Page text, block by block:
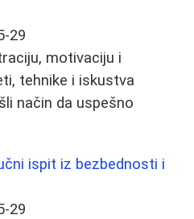
29
motivaciju i
tehnike i iskustva
način da uspešno
ispit iz bezbednosti i
29